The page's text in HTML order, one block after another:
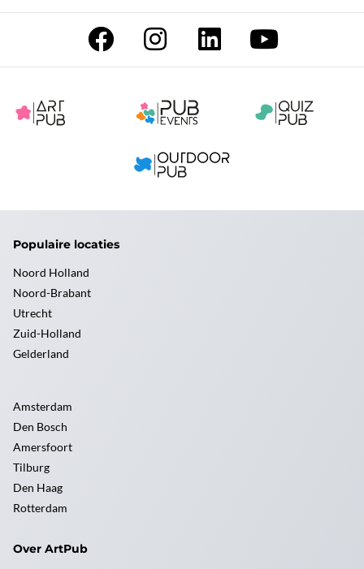
Populaire locaties
Noord Holland
Noord-Brabant
Utrecht
Zuid-Holland
Gelderland
Amsterdam
Den Bosch
Amersfoort
Tilburg
Den Haag
Rotterdam
Over ArtPub